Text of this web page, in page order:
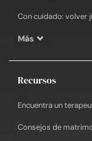
Con cuidado: volver
Más
Recursos
Encuentra un
Consejos de